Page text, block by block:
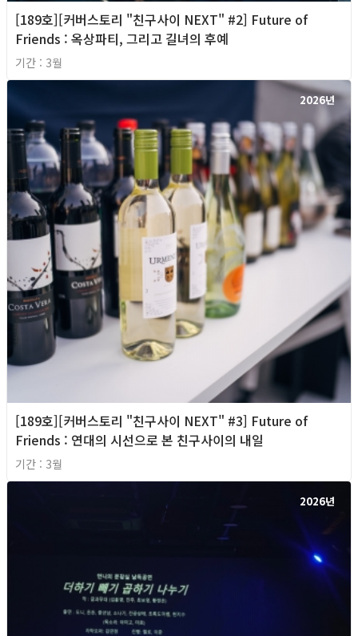
[189호][커버스토리 "친구사이 NEXT" #2] Future of
Friends : 옥상파티, 그리고 길녀의 후예
기간 : 3월
2026년
[189호][커버스토리 "친구사이 NEXT" #3] Future of
Friends : 연대의 시선으로 본 친구사이의 내일
기간 : 3월
2026년